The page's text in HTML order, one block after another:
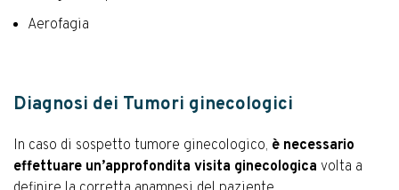
Aerofagia
Diagnosi dei Tumori ginecologici
In caso di sospetto tumore ginecologico, è necessario
effettuare un’approfondita visita ginecologica volta a